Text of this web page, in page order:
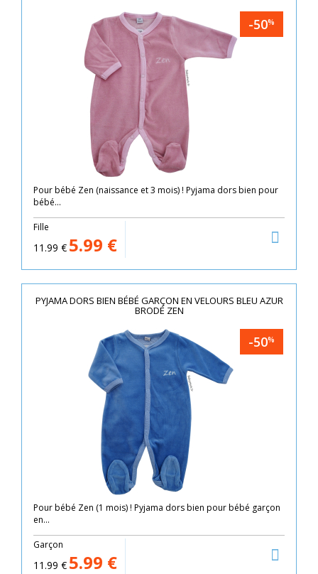
-50%
Pour bébé Zen (naissance et 3 mois) ! Pyjama dors bien pour
bébé...
Fille
11.99 € 5.99 €
PYJAMA DORS BIEN BÉBÉ GARÇON EN VELOURS BLEU AZUR
BRODÉ ZEN
-50%
Pour bébé Zen (1 mois) ! Pyjama dors bien pour bébé garçon
en...
Garçon
11.99 € 5.99 €